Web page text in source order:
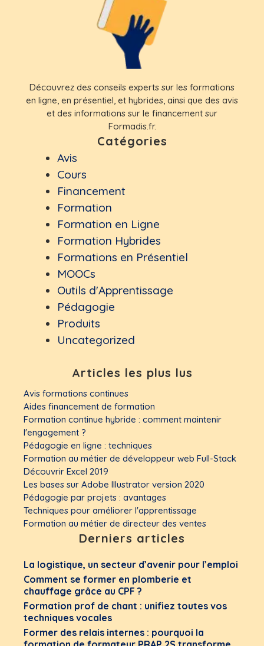
Découvrez des conseils experts sur les formations
en ligne, en présentiel, et hybrides, ainsi que des avis
et des informations sur le financement sur
Formadis.fr.
Catégories
Avis
Cours
Financement
Formation
Formation en Ligne
Formation Hybrides
Formations en Présentiel
MOOCs
Outils d'Apprentissage
Pédagogie
Produits
Uncategorized
Articles les plus lus
Avis formations continues
Aides financement de formation
Formation continue hybride : comment maintenir
l'engagement ?
Pédagogie en ligne : techniques
Formation au métier de développeur web Full-Stack
Découvrir Excel 2019
Les bases sur Adobe Illustrator version 2020
Pédagogie par projets : avantages
Techniques pour améliorer l'apprentissage
Formation au métier de directeur des ventes
Derniers articles
La logistique, un secteur d’avenir pour l’emploi
Comment se former en plomberie et
chauffage grâce au CPF ?
Formation prof de chant : unifiez toutes vos
techniques vocales
Former des relais internes : pourquoi la